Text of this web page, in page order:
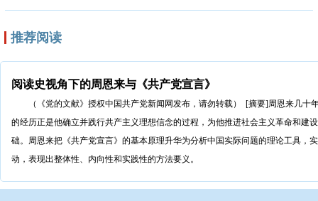
推荐阅读
阅读史视角下的周恩来与《共产党宣言》
（《党的文献》授权中国共产党新闻网发布，请勿转载） [摘要]周恩来几十
的经历正是他确立并践行共产主义理想信念的过程，为他推进社会主义革命和建
础。周恩来把《共产党宣言》的基本原理升华为分析中国实际问题的理论工具，
动，表现出整体性、内向性和实践性的方法要义。